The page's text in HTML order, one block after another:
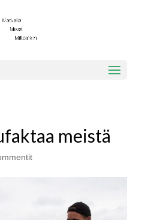
meistä